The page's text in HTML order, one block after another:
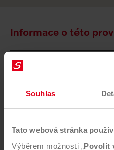
Souhlas
Tato webová stránka
Výběrem možnosti „Povolit
Informace o této
Aktuality
2025
Společnost RUMPOLD-